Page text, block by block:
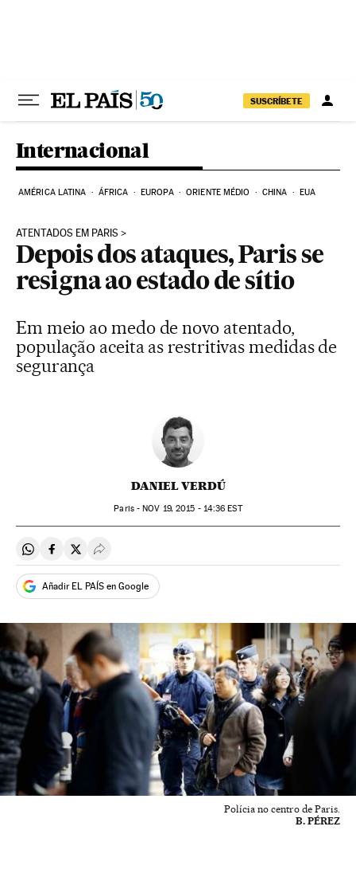
SUSCRÍBETE
Internacional
AMÉRICA LATINA ÁFRICA EUROPA ORIENTE MÉDIO CHINA EUA
ATENTADOS EM PARIS
Depois dos ataques, Paris se
resigna ao estado de sítio
Em meio ao medo de novo atentado,
população aceita as restritivas medidas de
segurança
DANIEL VERDÚ
Paris -NOV 19, 2015 - 14:36 EST
Compartir en Whatsapp
Compartir en Facebook
Compartir en Twitter
Desplegar Redes Sociales
Añadir EL PAÍS en Google
Polícia no centro de Paris.
B. PÉREZ